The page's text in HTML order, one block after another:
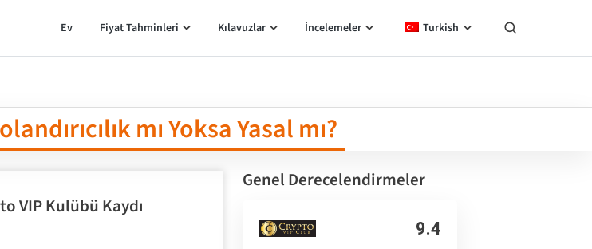
Ev Fiyat Tahminleri Kılavuzlar İncelemeler Turkish
mı Yoksa Yasal mı?
VIP Kulübü Kaydı
Genel Derecelendirmeler
9.4